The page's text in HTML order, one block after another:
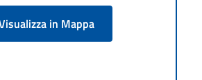
in Mappa